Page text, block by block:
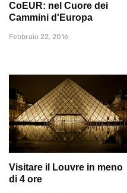
CoEUR: nel Cuore dei
Cammini d'Europa
Febbraio 22, 2016
Visitare il Louvre in meno
di 4 ore